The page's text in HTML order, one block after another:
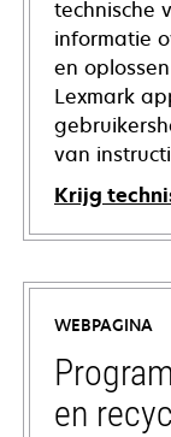
technische
informatie
en
Lexmark
van
Krijg
opens
in
new
tab
WEBPAGINA
en